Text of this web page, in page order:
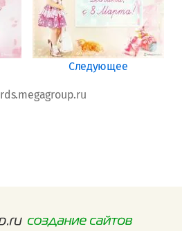
Следующее